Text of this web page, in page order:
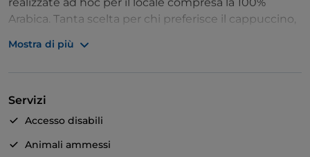
Arabica. Tanta scelta per chi preferisce il cappuccino,
dolcezze varie, che vi faranno iniziare la giornata col
Mostra di più
Servizi
Accesso disabili
Animali ammessi